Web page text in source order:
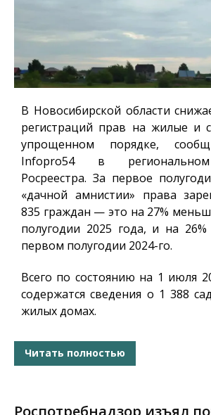
В Новосибирской области
регистраций прав на жилые и
упрощенном порядке,
Infopro54в региональном
Росреестра. За первое
«дачной амнистии» права
835 граждан — это на 27%
полугодии 2025 года, и на
первом полугодии 2024-го.
Всего по состоянию на 1 июля
содержатся сведения о 1 388
жилых домах.
Читать полностью
Роспотребнадзор изъял